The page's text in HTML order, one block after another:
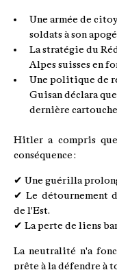
Une armée de
soldats à son
La stratégie du
Alpes suisses en
Une politique de
Guisan déclara
dernière
Hitler a compris
conséquence :
✔ Une guérilla
✔ Le détournement
de l'Est.
✔ La perte de liens
La neutralité n'a
prête à la défendre à